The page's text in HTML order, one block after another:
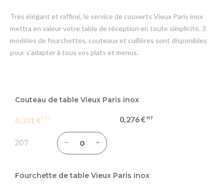
Très élégant et raffiné, le service de couverts Vieux Paris inox
mettra en valeur votre table de réception en toute simplicité. 3
modèles de fourchettes, couteaux et cuillères sont disponibles
pour s’adapter à tous vos plats et menus.
du
groupé
Couteau de table Vieux Paris inox
0,331 € 0,276 €
207
Fourchette de table Vieux Paris inox